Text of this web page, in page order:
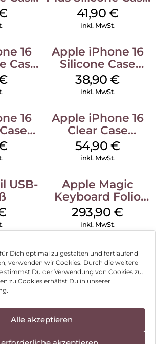
Dich optimal zu gestalten und fortlaufend
verwenden wir Cookies. Durch die weitere
stimmst Du der Verwendung von Cookies zu.
zu Cookies erhältst Du in unserer
Alle akzeptieren
MagSafe Stone
Gray
41,90 €
inkl. MwSt.
16
Case
Apple iPhone 16
Silicone Case
MagSafe
Ultramarine
38,90€
inkl. MwSt.
16
Apple iPhone 16
Clear Case
MagSafe
Transparent
54,90 €
inkl. MwSt.
USB-
Apple Magic
Keyboard Folio
iPad 10.9″ (10.Gen.)
Weiß
293,90€
inkl. MwSt.